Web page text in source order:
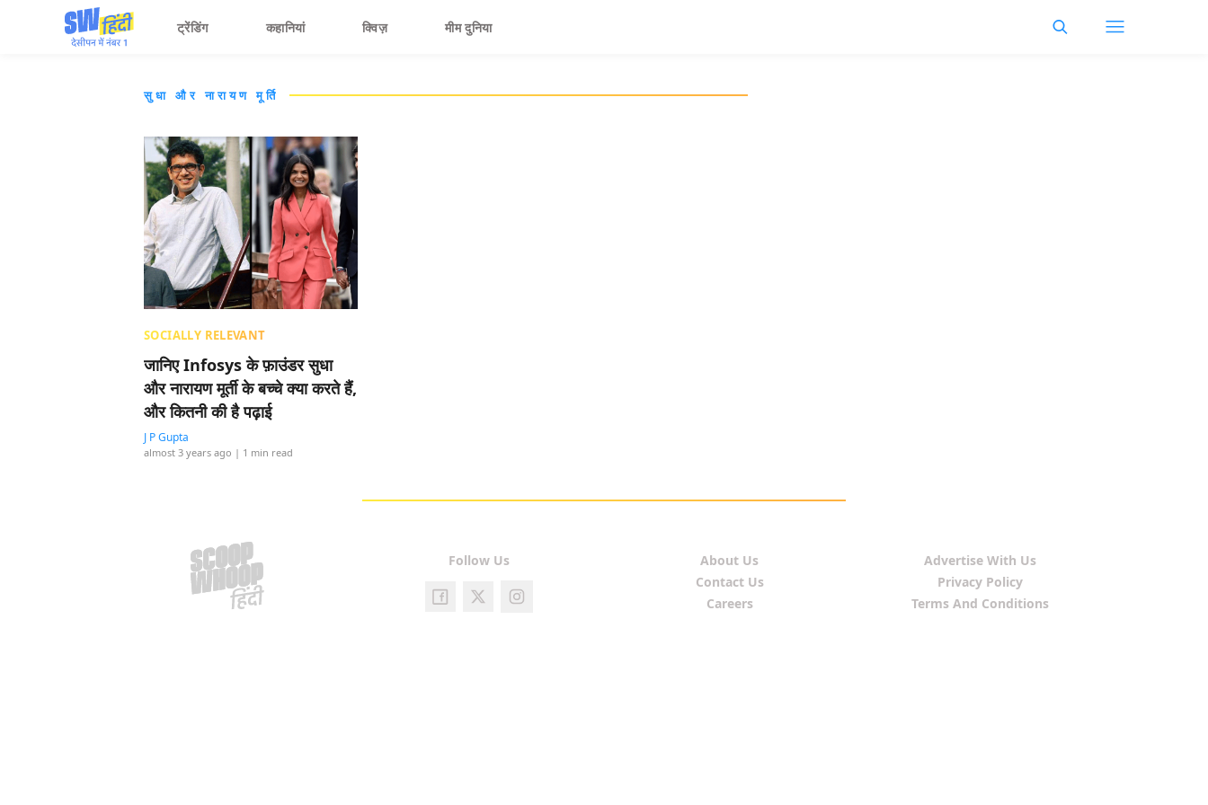
ट्रेंडिंग कहानियां क्विज़ मीम दुनिया
सुधा और नारायण मूर्ति
SOCIALLY RELEVANT
जानिए Infosys के फ़ाउंडर सुधा
और नारायण मूर्ती के बच्चे क्या करते हैं,
और कितनी की है पढ़ाई
J P Gupta
almost 3 years ago | 1 min read
Follow Us
About Us
Contact Us
Careers
Advertise With Us
Privacy Policy
Terms And Conditions